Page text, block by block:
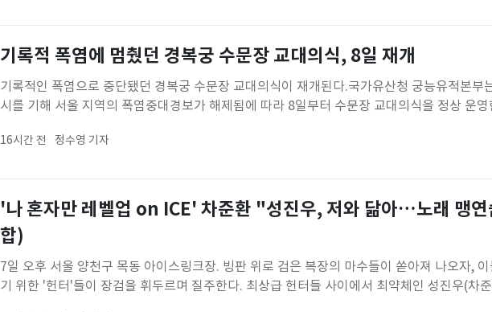
기록적 폭염에 멈췄던 경복궁 수문장 교대의식, 8일 재개
기록적인 폭염으로 중단됐던 경복궁 수문장 교대의식이 재개된다.국가유산청 궁능유적본부
시를 기해 서울 지역의 폭염중대경보가 해제됨에 따라 8일부터 수문장 교대의식을 정상 운
문장이 근무를 교대하는 재현 행사가 다시 열린다.광화문을 지키는 군사들의 근무 상태를 점
16시간 전 정수영 기자
'나 혼자만 레벨업 on ICE' 차준환 "성진우, 저와 닮아…노래 맹
합)
7일 오후 서울 양천구 목동 아이스링크장. 빙판 위로 검은 복장의 마수들이 쏟아져 나오자,
기 위한 '헌터'들이 장검을 휘두르며 질주한다. 최상급 헌터들 사이에서 최약체인 성진우(차